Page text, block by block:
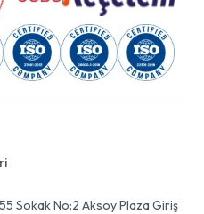
Sokak No:2 Aksoy Plaza Giriş